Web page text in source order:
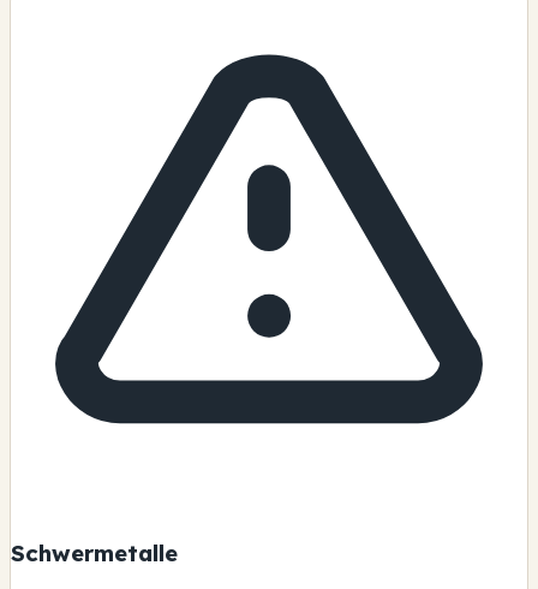
Schwermetalle